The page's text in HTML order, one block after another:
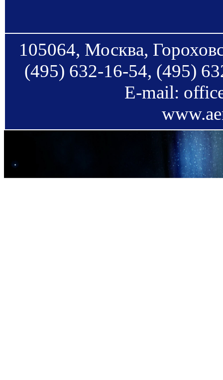
105064, Москва,
(495) 632-16-54, (495)
E-mail: